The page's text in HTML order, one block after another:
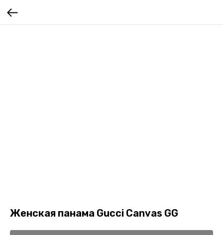
Женская панама Gucci Canvas GG